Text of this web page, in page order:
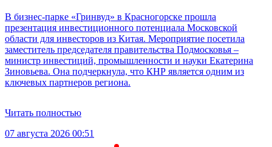
В бизнес-парке «Гринвуд» в Красногорске прошла
презентация инвестиционного потенциала Московской
области для инвесторов из Китая. Мероприятие посетила
заместитель председателя правительства Подмосковья –
министр инвестиций, промышленности и науки Екатерина
Зиновьева. Она подчеркнула, что КНР является одним из
ключевых партнеров региона.
Читать полностью
07 августа 2026 00:51